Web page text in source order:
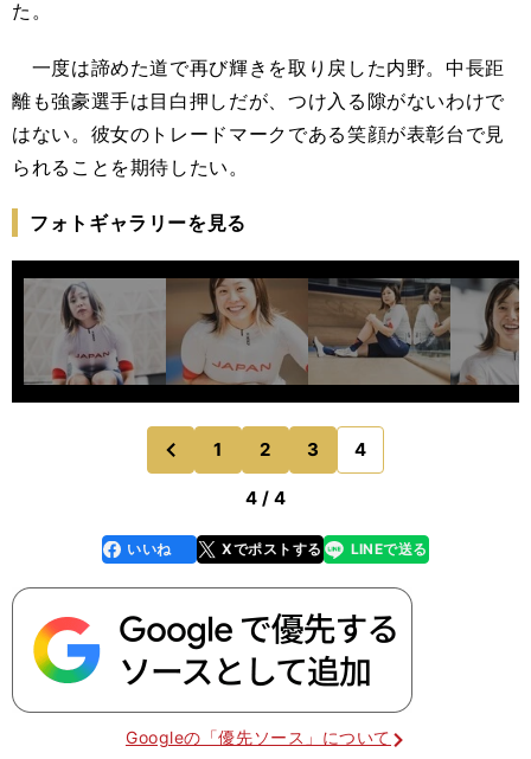
た。
一度は諦めた道で再び輝きを取り戻した内野。中長距
離も強豪選手は目白押しだが、つけ入る隙がないわけで
はない。彼女のトレードマークである笑顔が表彰台で見
られることを期待したい。
フォトギャラリーを見る
前
のページへ
1 2 3 4
4 / 4
faceboo
k
いいね Xでポストする
line LINEで送る
Googleの「優先ソース」について